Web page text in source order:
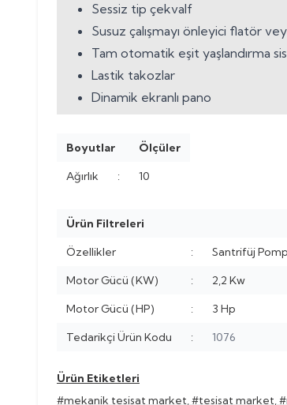
Sessiz tip çekvalf
Susuz çalışmayı önleyici flatör
Tam otomatik eşit yaşlandırma
Lastik takozlar
Dinamik ekranlı pano
Boyutlar
Ölçüler
Ağırlık
: 10
Ürün Filtreleri
Özellikler
:
Santrifüj
Motor Gücü (KW)
:
2,2 Kw
Motor Gücü (HP)
:
3 Hp
Tedarikçi Ürün Kodu
: 1076
Ürün Etiketleri
#mekanik tesisat market,#tesisat market,